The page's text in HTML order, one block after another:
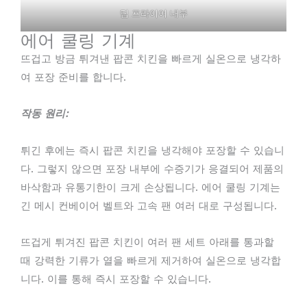
딥 프라이어 내부
에어 쿨링 기계
뜨겁고 방금 튀겨낸 팝콘 치킨을 빠르게 실온으로 냉각하
여 포장 준비를 합니다.
작동 원리:
튀긴 후에는 즉시 팝콘 치킨을 냉각해야 포장할 수 있습니
다. 그렇지 않으면 포장 내부에 수증기가 응결되어 제품의
바삭함과 유통기한이 크게 손상됩니다. 에어 쿨링 기계는
긴 메시 컨베이어 벨트와 고속 팬 여러 대로 구성됩니다.
뜨겁게 튀겨진 팝콘 치킨이 여러 팬 세트 아래를 통과할
때 강력한 기류가 열을 빠르게 제거하여 실온으로 냉각합
니다. 이를 통해 즉시 포장할 수 있습니다.